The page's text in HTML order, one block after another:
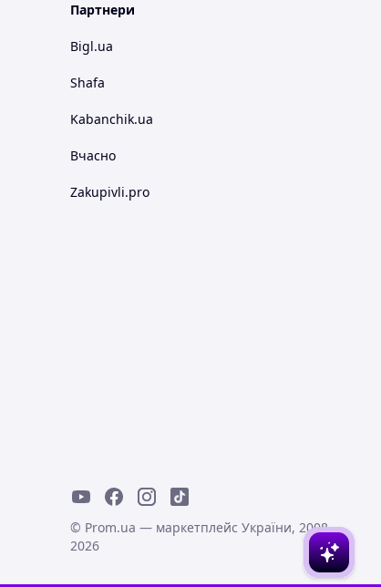
Партнери
Bigl.ua
Shafa
Kabanchik.ua
Вчасно
Zakupivli.pro
© Prom.ua — маркетплейс України, 2008-
2026